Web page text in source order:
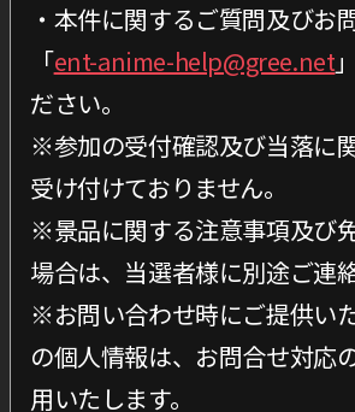
・本件に関するご質問及びお
「ent-anime-help@gree.net
ださい。
※参加の受付確認及び当落に
受け付けておりません。
※景品に関する注意事項及び
場合は、当選者様に別途ご連
※お問い合わせ時にご提供い
の個人情報は、お問合せ対応
用いたします。